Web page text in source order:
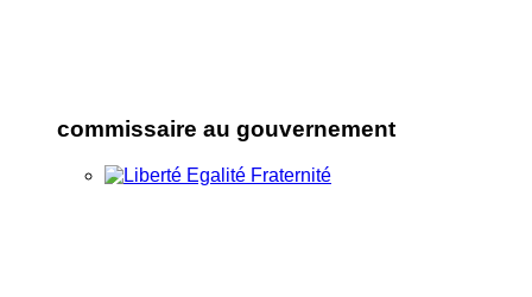
commissaire au gouvernement